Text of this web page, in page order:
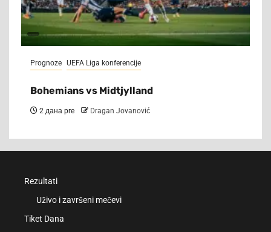
Prognoze UEFA Liga konferencije
Bohemians vs Midtjylland
2 дана pre Dragan Jovanović
Rezultati
Uživo i završeni mečevi
Tiket Dana